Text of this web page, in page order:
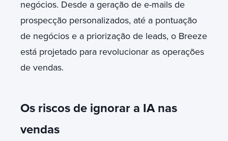
negócios. Desde a geração de e-mails de
prospecção personalizados, até a pontuação
de negócios e a priorização de leads, o Breeze
está projetado para revolucionar as operações
de vendas.
Os riscos de ignorar a IA nas
vendas